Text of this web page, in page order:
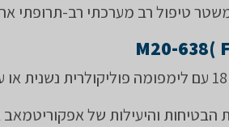
טיפול רב מערכתי רב-תרופתי
M20-638(
להערכת הבטיחות והיעילות של